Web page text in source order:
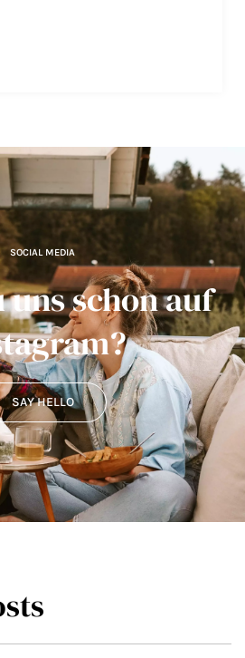
SOCIAL MEDIA
uns schon auf
SAY HELLO